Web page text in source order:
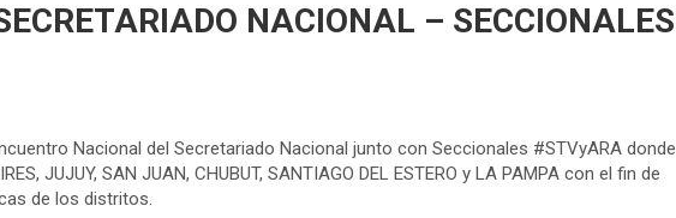
NACIONAL – SECCIONALES
Nacional del Secretariado Nacional junto con Seccionales #STVyARA donde
JUJUY, SAN JUAN, CHUBUT, SANTIAGO DEL ESTERO y LA PAMPA con el fin de
de los distritos.